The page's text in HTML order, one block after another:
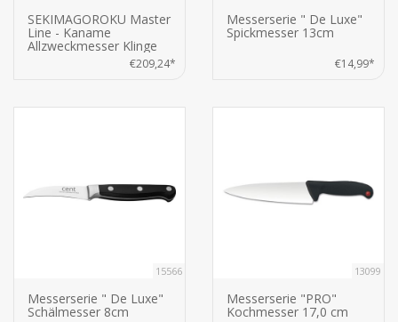
SEKIMAGOROKU Master
Line - Kaname
Allzweckmesser Klinge
€209,24*
Messerserie " De Luxe"
Spickmesser 13cm
€14,99*
15566
Messerserie " De Luxe"
Schälmesser 8cm
13099
Messerserie "PRO"
Kochmesser 17,0 cm